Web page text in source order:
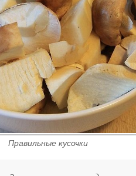
Правильные кусочки